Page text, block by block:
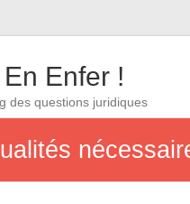
Enfer !
des questions juridiques